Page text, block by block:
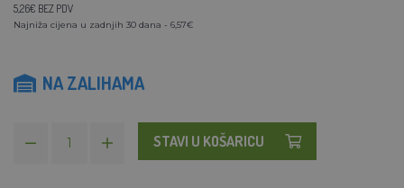
5,26€ BEZ PDV
Najniža cijena u zadnjih 30 dana - 6,57€
NA ZALIHAMA
STAVI U KOŠARICU